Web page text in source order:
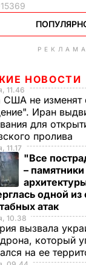
15369
РЕКЛАМА
НОВОСТИ
11.46
США не изменят
Иран
для
пролива
11.17
"Все
– памятники
одной
атак
10.38
вызвала
который
на ее